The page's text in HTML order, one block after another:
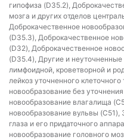
гипофиза (D35.2),
мозга и других отделов
Доброкачественное
(D35.3), Доброкачественное
(D32), Доброкачественное
(D35.4), Другие и
лимфоидной, кроветворной и
лейкоз уточненного
новообразование без
новообразование влагалища
новообразование вульвы
глаза и его придаточного
новообразование головного